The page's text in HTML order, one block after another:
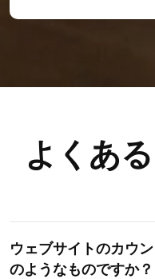
よくあ
ウェブサイトのカウ
のようなものですか？